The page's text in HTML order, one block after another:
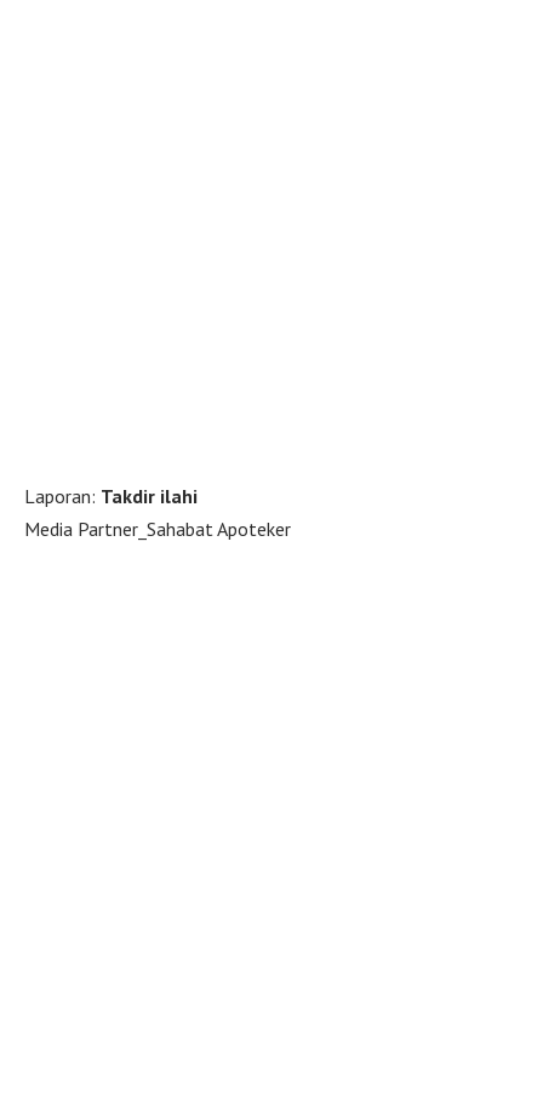
Laporan: Takdir ilahi
Media Partner_Sahabat Apoteker